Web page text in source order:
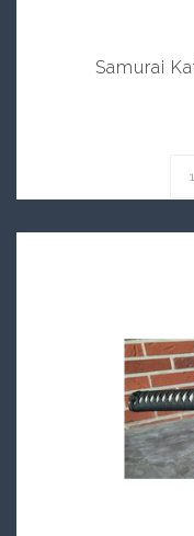
Samurai